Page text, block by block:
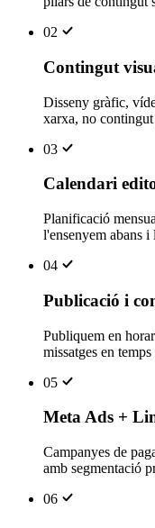
02
Contingut
Disseny gràfic,
xarxa, no
03
Calendari
Planificació
l'ensenyem abans i
04
Publicació i
Publiquem en
missatges en
05
Meta Ads +
Campanyes de
amb segmentació
06